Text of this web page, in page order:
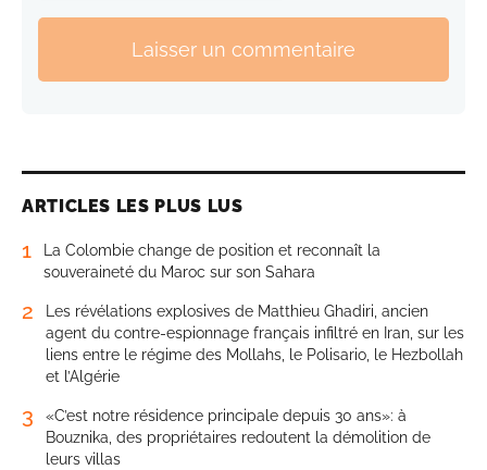
Laisser un commentaire
ARTICLES LES PLUS LUS
1
La Colombie change de position et reconnaît la
souveraineté du Maroc sur son Sahara
2
Les révélations explosives de Matthieu Ghadiri, ancien
agent du contre-espionnage français infiltré en Iran, sur les
liens entre le régime des Mollahs, le Polisario, le Hezbollah
et l’Algérie
3
«C’est notre résidence principale depuis 30 ans»: à
Bouznika, des propriétaires redoutent la démolition de
leurs villas